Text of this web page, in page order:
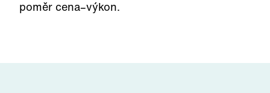
poměr cena–výkon.